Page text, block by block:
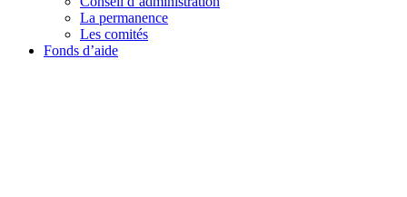
La permanence
Les comités
Fonds d’aide